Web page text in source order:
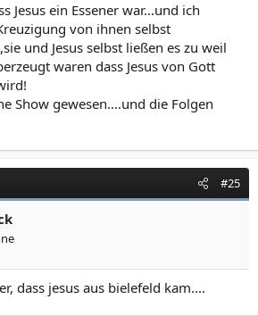
Jesus ein Essener war...und ich
von ihnen selbst
und Jesus selbst ließen es zu weil
waren dass Jesus von Gott
Show gewesen....und die Folgen
#25
dass jesus aus bielefeld kam....